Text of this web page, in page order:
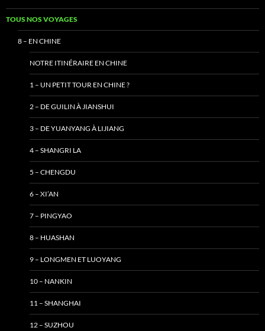
TOUS NOS VOYAGES
8 – EN CHINE
NOTRE ITINÉRAIRE EN CHINE
1 – UN PETIT TOUR EN CHINE ?
2 – DE GUILIN À JIANSHUI
3 – DE YUANYANG À LIJIANG
4 – SHANGRI LA
5 – CHENGDU
6 – XI’AN
7 – PINGYAO
8 – HUASHAN
9 – LONGMEN ET LUOYANG
10 – NANKIN
11 – SHANGHAI
12 – SUZHOU